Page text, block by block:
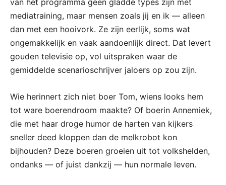
mediatraining, maar mensen zoals jij en ik — alleen
dan met een hooivork. Ze zijn eerlijk, soms wat
ongemakkelijk en vaak aandoenlijk direct. Dat levert
gouden televisie op, vol uitspraken waar de
gemiddelde scenarioschrijver jaloers op zou zijn.
Wie herinnert zich niet boer Tom, wiens looks hem
tot ware boerendroom maakte? Of boerin Annemiek,
die met haar droge humor de harten van kijkers
sneller deed kloppen dan de melkrobot kon
bijhouden? Deze boeren groeien uit tot volkshelden,
ondanks — of juist dankzij — hun normale leven.